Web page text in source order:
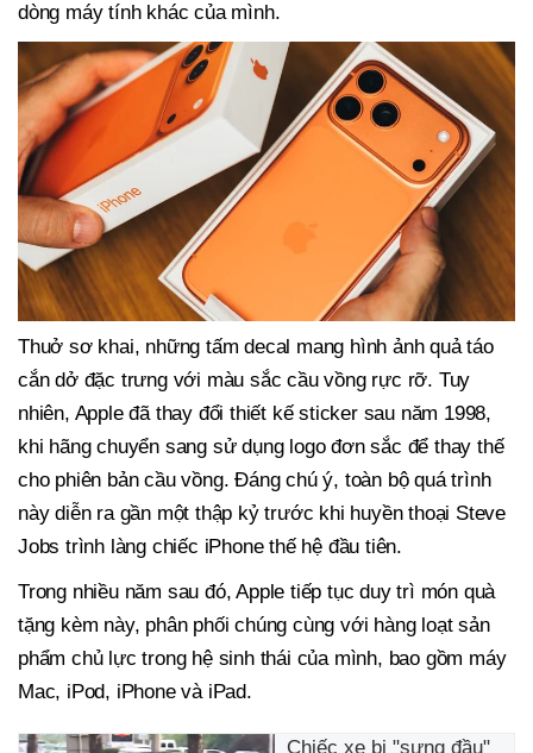
dòng máy tính khác của mình.
Thuở sơ khai, những tấm decal mang hình ảnh quả táo
cắn dở đặc trưng với màu sắc cầu vồng rực rỡ. Tuy
nhiên, Apple đã thay đổi thiết kế sticker sau năm 1998,
khi hãng chuyển sang sử dụng logo đơn sắc để thay thế
cho phiên bản cầu vồng. Đáng chú ý, toàn bộ quá trình
này diễn ra gần một thập kỷ trước khi huyền thoại Steve
Jobs trình làng chiếc iPhone thế hệ đầu tiên.
Trong nhiều năm sau đó, Apple tiếp tục duy trì món quà
tặng kèm này, phân phối chúng cùng với hàng loạt sản
phẩm chủ lực trong hệ sinh thái của mình, bao gồm máy
Mac, iPod, iPhone và iPad.
Chiếc xe bị "sưng đầu"